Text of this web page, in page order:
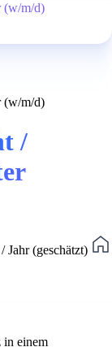
(w/m/d)
(w/m/d)
/
Jahr (geschätzt)
in einem